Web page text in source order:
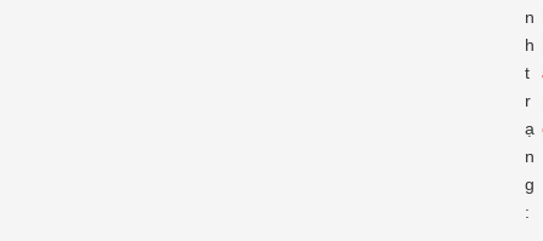
n
h
t
r
ạ
n
g
: